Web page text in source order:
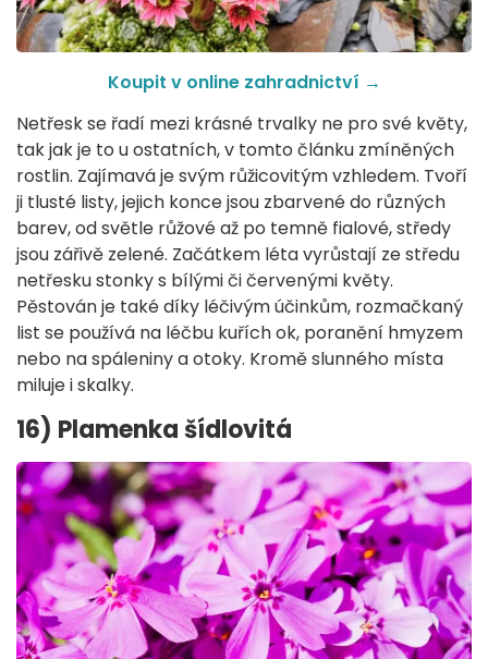
Koupit v online zahradnictví →
Netřesk se řadí mezi krásné trvalky ne pro své květy,
tak jak je to u ostatních, v tomto článku zmíněných
rostlin. Zajímavá je svým růžicovitým vzhledem. Tvoří
ji tlusté listy, jejich konce jsou zbarvené do různých
barev, od světle růžové až po temně fialové, středy
jsou zářivě zelené. Začátkem léta vyrůstají ze středu
netřesku stonky s bílými či červenými květy.
Pěstován je také díky léčivým účinkům, rozmačkaný
list se používá na léčbu kuřích ok, poranění hmyzem
nebo na spáleniny a otoky. Kromě slunného místa
miluje i skalky.
16) Plamenka šídlovitá